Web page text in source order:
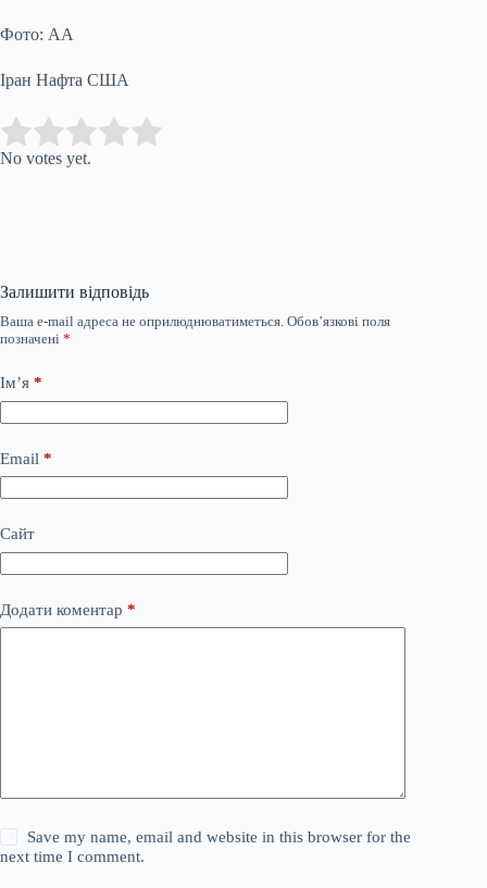
Фото: АА
Іран Нафта США
Rate this item:
No votes yet.
Залишити відповідь
Ваша e-mail адреса не оприлюднюватиметься. Обов’язкові поля
позначені *
Ім’я *
Email *
Сайт
Додати коментар *
Save my name, email and website in this browser for the
next time I comment.